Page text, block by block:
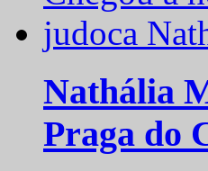
Nathália
Praga do